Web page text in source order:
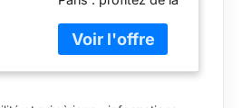
ce lot de 2 verres à
martini de Paris
Hilton Verre à